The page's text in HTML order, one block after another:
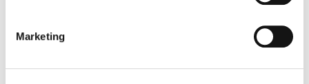
Marketing
R.E.M. El reverso
del sueño americano
Fragmentos de una década. Tendencias,